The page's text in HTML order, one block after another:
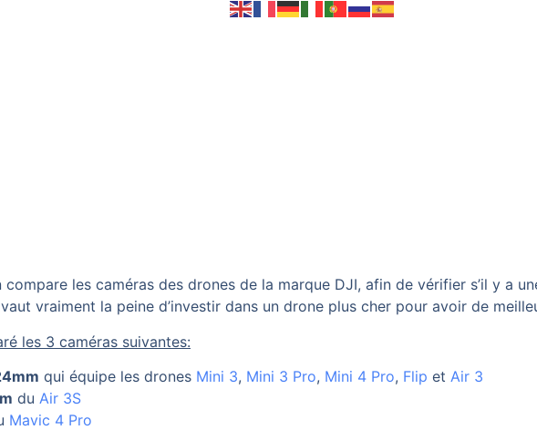
les caméras des drones de la marque DJI, afin de vérifier s’il y a
vraiment la peine d’investir dans un drone plus cher pour avoir de
les 3 caméras suivantes:
qui équipe les drones Mini 3, Mini 3 Pro, Mini 4 Pro, Flip et Air 3
du Air 3S
Mavic 4 Pro